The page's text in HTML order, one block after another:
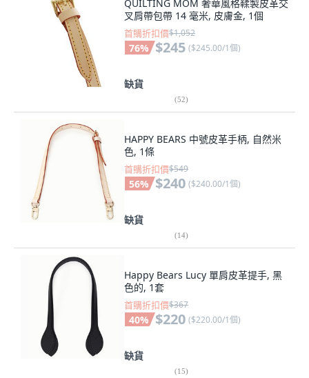
QUILTING MOM 奢華風格鞣製皮革交
叉肩帶包帶 14 毫米, 皮膚金, 1個
首購折扣價$1,052
76% $245 ($245.00/1個)
缺貨
(52)
HAPPY BEARS 中號皮革手柄, 自然米
色, 1條
首購折扣價$549
56% $240 ($240.00/1個)
缺貨
(14)
Happy Bears Lucy 單肩皮革提手, 黑
色的, 1套
首購折扣價$367
40% $220 ($220.00/1個)
缺貨
(15)